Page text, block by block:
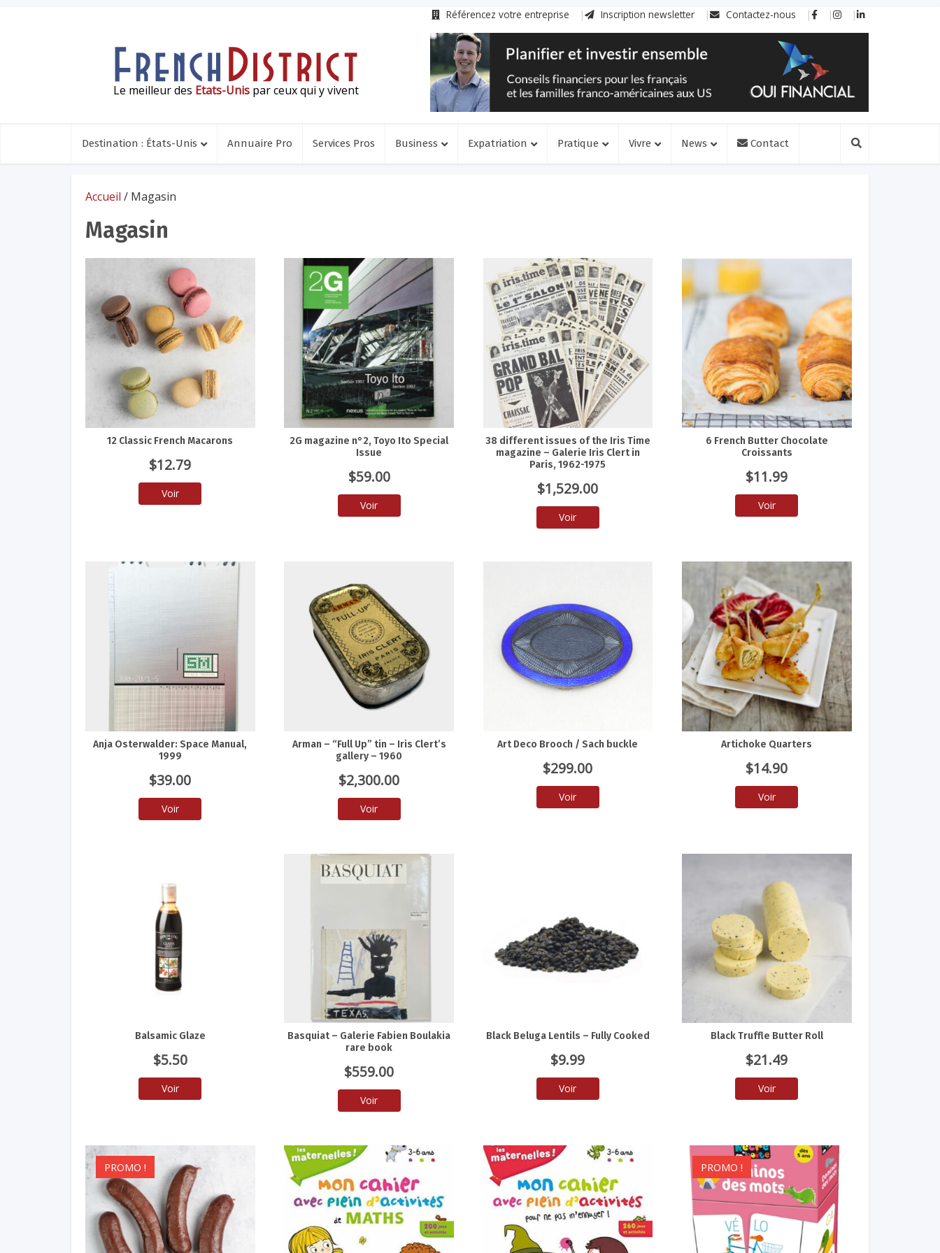
Référencez votre entreprise Inscription newsletter Contactez-nous
Le meilleur des Etats-Unis par ceux qui y vivent
Destination : États-Unis Annuaire Pro Services Pros Business Expatriation Pratique Vivre News Contact
Accueil / Magasin
Magasin
12 Classic French Macarons
$12.79
Voir
2G magazine n°2, Toyo Ito Special
Issue
$59.00
Voir
38 different issues of the Iris Time
magazine – Galerie Iris Clert in
Paris, 1962-1975
$1,529.00
Voir
6 French Butter Chocolate
Croissants
$11.99
Voir
Anja Osterwalder: Space Manual,
1999
$39.00
Voir
Arman – “Full Up” tin – Iris Clert’s
gallery – 1960
$2,300.00
Voir
Art Deco Brooch / Sach buckle
$299.00
Voir
Artichoke Quarters
$14.90
Voir
Balsamic Glaze
$5.50
Voir
Basquiat – Galerie Fabien Boulakia
rare book
$559.00
Voir
Black Beluga Lentils – Fully Cooked
$9.99
Voir
Black Truffle Butter Roll
$21.49
Voir
PROMO ! PROMO !